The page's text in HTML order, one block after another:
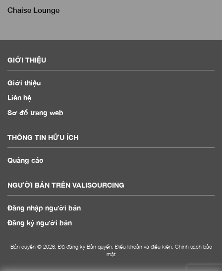
Chaise Lounge
GIỚI THIỆU
Giới thiệu
Liên hệ
Sơ đồ trang web
THÔNG TIN HỮU ÍCH
Quảng cáo
NGƯỜI BÁN TRÊN VALISOURCING
Đăng nhập người bán
Đăng ký người bán
Bản quyền © 2026. Đã đăng ký Bản quyền. Điều khoản và điều kiện. Chính sách bảo
mật